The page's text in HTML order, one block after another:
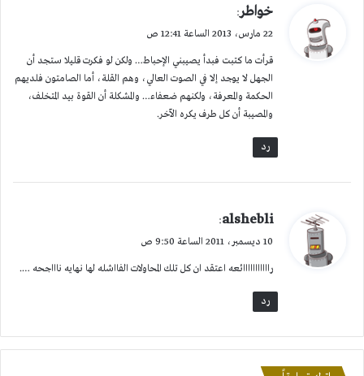
ي
ل
خواطر:
22 مارس، 2013 الساعة 12:41 ص
قرأت ما كتبت فبدأ يصيبني الإحباط… ولكن لو فكرت قليلا ستجد أن
الجهل لا يوجد إلا في الصوت العالي، وهم القلة، أما الصامتون فلديهم
الحكمة والمعرفة، ولكنهم ضعفاء… والمشكلة أن القوة بيد المتخلف،
والمصيبة أن كل طرف يكره الآخر.
رد
ي
ل
alshebli
:
10 ديسمبر، 2011 الساعة 9:50 ص
رااااااااااائعه اعتقد ان كل تلك المحاولات الفااشله لها نهايه ناااجحه ….
رد